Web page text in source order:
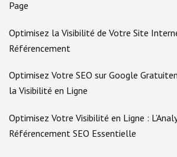
Page
Optimisez la Visibilité de Votre Site
Référencement
Optimisez Votre SEO sur Google
la Visibilité en Ligne
Optimisez Votre Visibilité en Ligne :
Référencement SEO Essentielle